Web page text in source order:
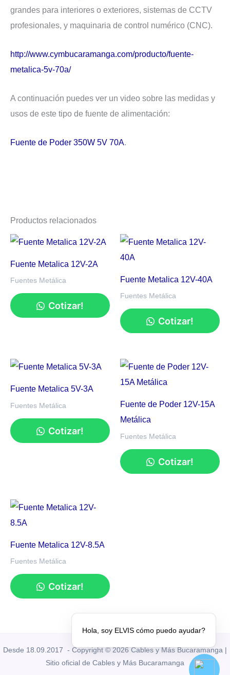
grandes para interiores o exteriores, sistemas de CCTV
profesionales, y maquinaria de control numérico (CNC).
http://www.cymbucaramanga.com/producto/fuente-
metalica-5v-70a/
A continuación puedes ver un video sobre las medidas y
usos de este tipo de fuente de alimentación:
Fuente de Poder 350W 5V 70A.
Productos relacionados
Fuente Metalica 12V-2A
Fuentes Metálica
Cotizar!
Fuente Metalica 12V-40A
Fuentes Metálica
Cotizar!
Fuente Metalica 5V-3A
Fuentes Metálica
Cotizar!
Fuente de Poder 12V-15A
Metálica
Fuentes Metálica
Cotizar!
Fuente Metalica 12V-8.5A
Fuentes Metálica
Cotizar!
Desde 18.09.2017 - Copyright © 2026 Cables y Más Bucaramanga |
Sitio oficial de Cables y Más Bucaramanga
Hola, soy ELVIS cómo puedo ayudar?